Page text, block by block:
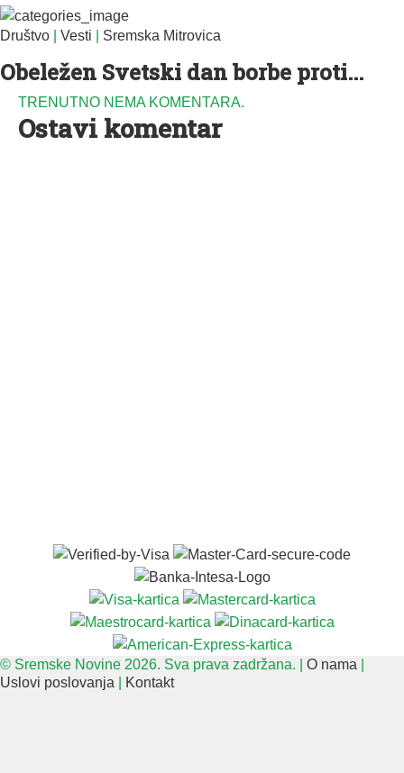
Društvo Vesti Sremska Mitrovica
Obeležen Svetski dan borbe proti...
TRENUTNO NEMA KOMENTARA.
Ostavi komentar
© Sremske Novine 2026. Sva prava zadržana. | O nama
Uslovi poslovanja
Kontakt